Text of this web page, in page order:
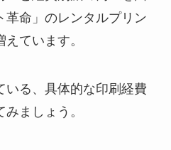
革命」のレンタルプリン
ています。
いる、具体的な印刷経費
ましょう。